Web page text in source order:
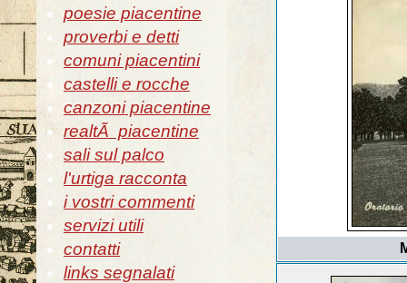
poesie piacentine
proverbi e detti
comuni piacentini
castelli e rocche
canzoni piacentine
realtÃ piacentine
sali sul palco
l'urtiga racconta
i vostri commenti
servizi utili
contatti
links segnalati